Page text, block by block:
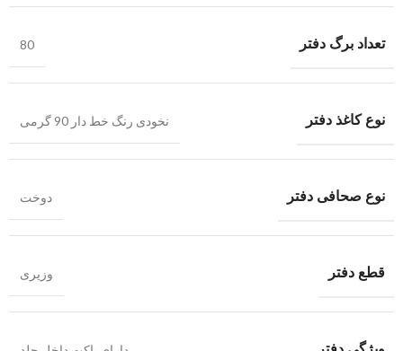
تعداد برگ دفتر 80
نوع کاغذ دفتر نخودی رنگ خط دار 90 گرمی
نوع صحافی دفتر دوخت
قطع دفتر وزیری